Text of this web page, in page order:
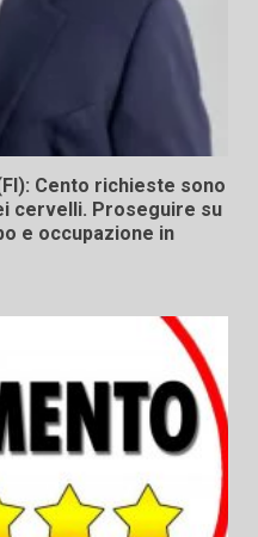
Cento richieste sono
cervelli. Proseguire su
e occupazione in